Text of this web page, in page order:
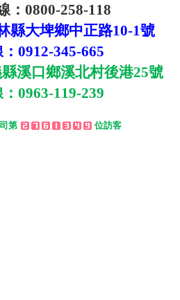
： 0800-258-118
縣大埤鄉中正路10-1號
0912-345-665
溪口鄉溪北村後港25號
0963-119-239
第 位訪客